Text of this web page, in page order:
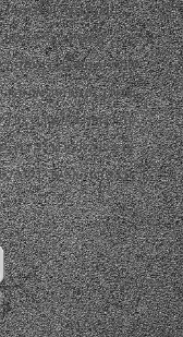
הפקת האירועים תמיד
קייטרינג, נכסי
התכנים המוצגים באתר
ועבודה משותפת. אם והיה
קניין רוחני ו/או אין
אנא פנה אלינו בכל דרך
בהקדם האפשרי בכדי